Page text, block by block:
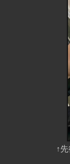
↑先行販売